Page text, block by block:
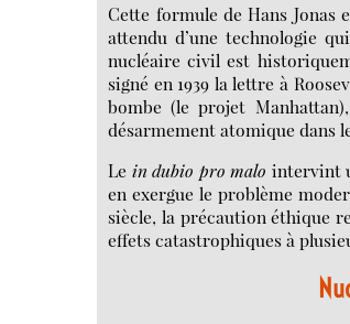
Cette formule de Hans Jonas
attendu d’une technologie
nucléaire civil est
signé en 1939 la lettre à
bombe (le projet
désarmement atomique dans
Le in dubio pro malo intervint
en exergue le problème
siècle, la précaution éthique
effets catastrophiques à